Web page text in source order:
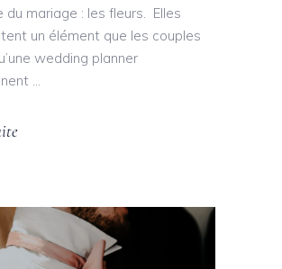
du mariage : les fleurs. Elles
un élément que les couples
wedding planner